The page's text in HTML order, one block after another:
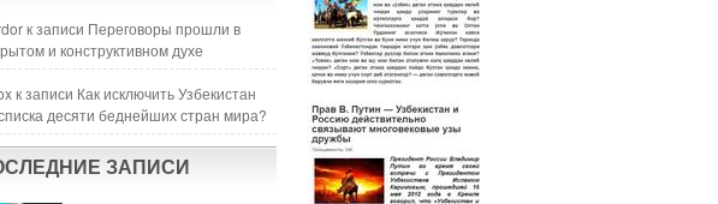
к записи Переговоры прошли в
и конструктивном духе
к записи Как исключить Узбекистан
десяти беднейших стран мира?
ЗАПИСИ